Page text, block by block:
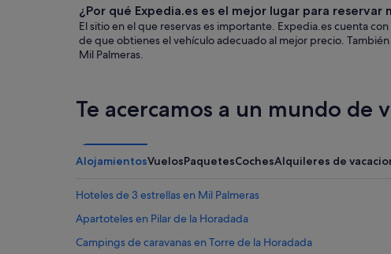
¿Por qué Expedia.es es el mejor lugar para reservar
El sitio en el que reservas es importante. Expedia.es cuenta
de que obtienes el vehículo adecuado al mejor precio.
Mil Palmeras.
Te acercamos a un mundo de
AlojamientosVuelosPaquetesCochesAlquileres de
Hoteles de 3 estrellas en Mil Palmeras
Apartoteles en Pilar de la Horadada
Campings de caravanas en Torre de la Horadada